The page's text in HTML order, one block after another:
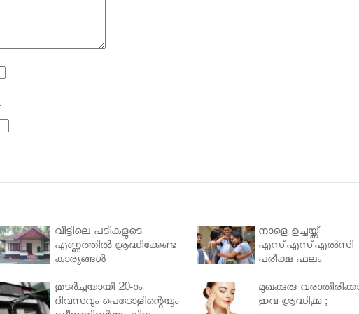
വീട്ടിലെ പടികളുടെ
എണ്ണത്തിൽ ശ്രദ്ധിക്കേണ്ട
കാര്യങ്ങൾ
നാളെ ഉച്ചയ്ക്ക്
എസ്എസ്എല്‍സി
പരീക്ഷ ഫലം
തുടർച്ചയായി 20-ാം
ദിവസവും പെട്രോളിന്റെയും
മുഖക്കുരു
ഇവ ശ്രദ്ധിക്കൂ ;